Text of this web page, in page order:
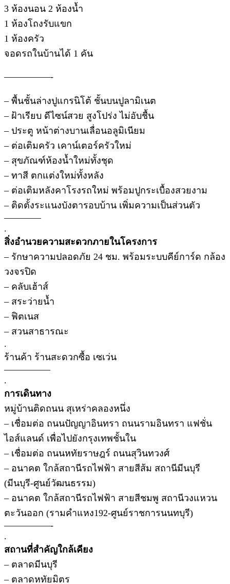
3 ห้องนอน 2 ห้องน้ำ
1 ห้องโถงรับแขก
1 ห้องครัว
จอดรถในบ้านได้ 1 คัน
—————-
– พื้นชั้นล่างปูแกรนิโต้ ชั้นบนปูลามิเนต
– ฝ้าเรียบ ดีไซน์สวย สูงโปร่ง ไม่อับชื้น
– ประตู หน้าต่างบานเลื่อนอลูมิเนียม
– ต่อเติมครัว เคาน์เตอร์ครัวใหม่
– สุขภัณฑ์ห้องน้ำใหม่ทั้งชุด
– ทาสี ตกแต่งใหม่ทั้งหลัง
– ต่อเติมหลังคาโรงรถใหม่ พร้อมปูกระเบื้องสวยงาม
– ติดตั้งระแนงบังตารอบบ้าน เพิ่มความเป็นส่วนตัว
————
.
สิ่งอำนวยความสะดวกภายในโครงการ
– รักษาความปลอดภัย 24 ชม. พร้อมระบบคีย์การ์ด กล้อง
วงจรปิด
– คลับเฮ้าส์
– สระว่ายน้ำ
– ฟิตเนส
– สวนสาธารณะ
.
ร้านค้า ร้านสะดวกซื้อ เซเว่น
—————
.
การเดินทาง
หมู่บ้านติดถนน สุเหร่าคลองหนึ่ง
– เชื่อมต่อ ถนนปัญญาอินทรา ถนนรามอินทรา แฟชั่น
ไอส์แลนด์ เพื่อไปยังกรุงเทพชั้นใน
– เชื่อมต่อ ถนนหทัยราษฎร์ ถนนสุวินทวงศ์
– อนาคต ใกล้สถานีรถไฟฟ้า สายสีส้ม สถานีมีนบุรี
(มีนบุรี-ศูนย์วัฒนธรรม)
– อนาคต ใกล้สถานีรถไฟฟ้า สายสีชมพู สถานีวงแหวน
ตะวันออก (รามคำแหง192-ศูนย์ราชการนนทบุรี)
—————-
.
สถานที่สำคัญใกล้เคียง
– ตลาดมีนบุรี
– ตลาดหทัยมิตร